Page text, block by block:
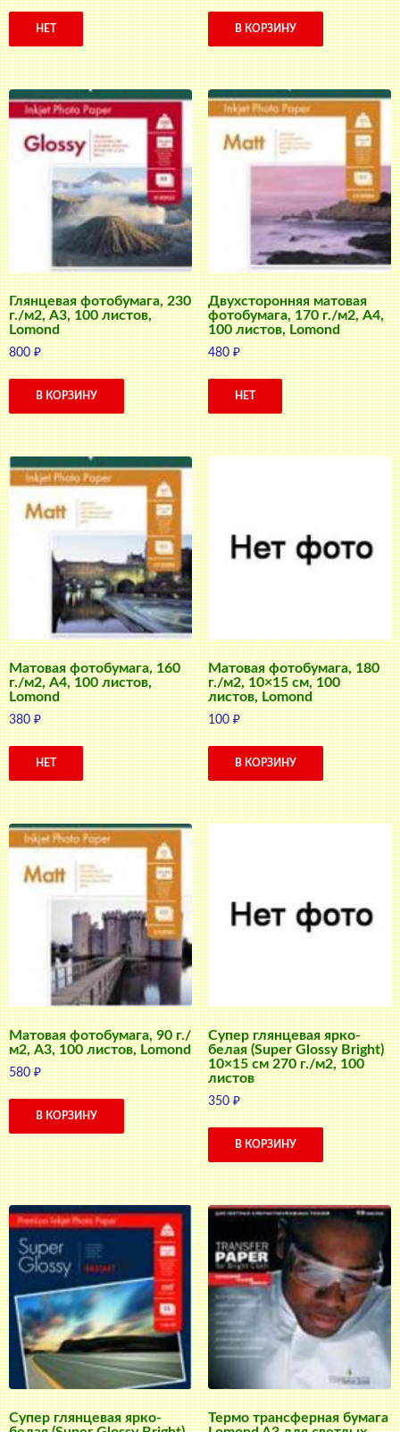
НЕТ В КОРЗИНУ
Глянцевая фотобумага, 230
г./м2, A3, 100 листов,
Lomond
800₽
В КОРЗИНУ
Двухсторонняя матовая
фотобумага, 170 г./м2, A4,
100 листов, Lomond
480₽
НЕТ
Матовая фотобумага, 160
г./м2, A4, 100 листов,
Lomond
380₽
НЕТ
Матовая фотобумага, 180
г./м2, 10×15 см, 100
листов, Lomond
100₽
В КОРЗИНУ
Матовая фотобумага, 90 г./
м2, A3, 100 листов, Lomond
580₽
В КОРЗИНУ
Супер глянцевая ярко-
белая (Super Glossy Bright)
10×15 см 270 г./м2, 100
листов
350₽
В КОРЗИНУ
Супер глянцевая ярко-
Термо трансферная бумага